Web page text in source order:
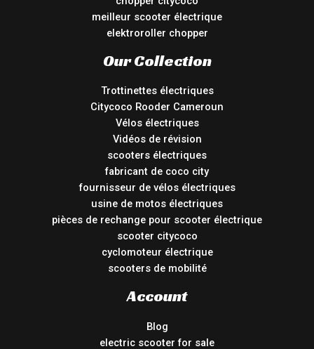
meilleur scooter électrique
elektroroller chopper
Our Collection
Trottinettes électriques
Citycoco Rooder Cameroun
Vélos électriques
Vidéos de révision
scooters électriques
fabricant de coco city
fournisseur de vélos électriques
usine de motos électriques
pièces de rechange pour scooter électrique
scooter citycoco
cyclomoteur électrique
scooters de mobilité
Account
Blog
electric scooter for sale